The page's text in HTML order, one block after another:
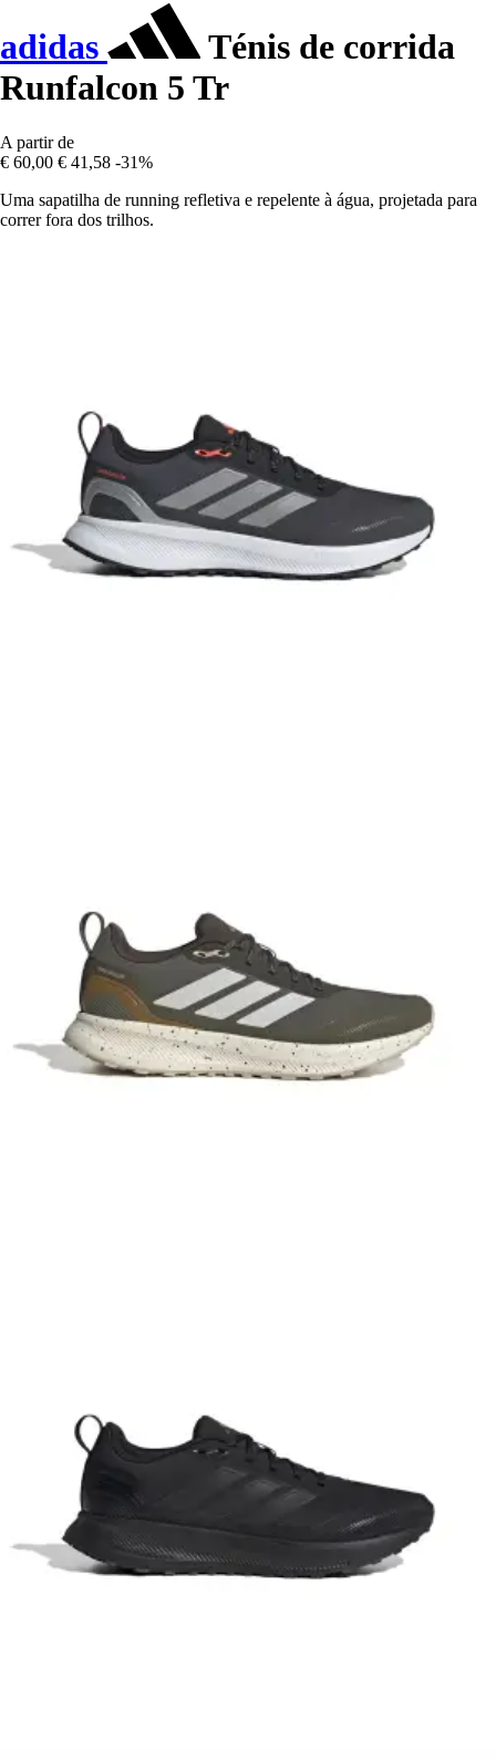
adidas
Ténis de corrida
Runfalcon 5 Tr
A partir de
€ 60,00 € 41,58 -31%
Uma sapatilha de running refletiva e repelente à água, projetada para
correr fora dos trilhos.